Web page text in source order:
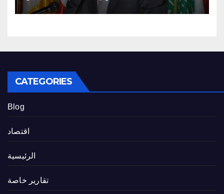
CATEGORIES
Blog
اقتصاد
الرئيسية
تقارير خاصة